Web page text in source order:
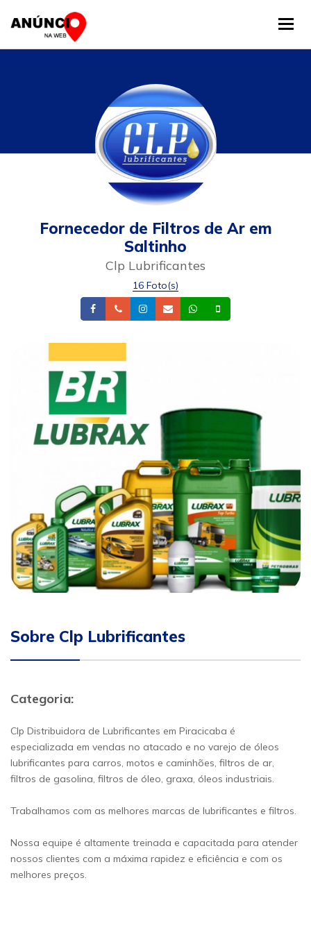
Fornecedor de Filtros de Ar em
Saltinho
Clp Lubrificantes
16 Foto(s)
FacebookTelefoneInstagram
Email Whatsapp
Sobre Clp Lubrificantes
Categoria:
Clp Distribuidora de Lubrificantes em Piracicaba é
especializada em vendas no atacado e no varejo de óleos
lubrificantes para carros, motos e caminhões, filtros de ar,
filtros de gasolina, filtros de óleo, graxa, óleos industriais.
Trabalhamos com as melhores marcas de lubrificantes e filtros.
Nossa equipe é altamente treinada e capacitada para atender
nossos clientes com a máxima rapidez e eficiência e com os
melhores preços.